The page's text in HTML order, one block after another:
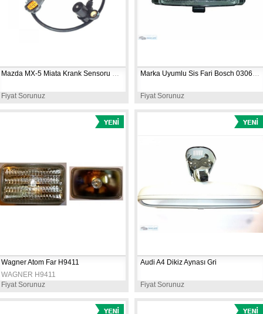
Mazda MX-5 Miata Krank Sensoru 1996-1997 J5T150
Fiyat Sorunuz
Marka Uyumlu Sis Fari Bosch 0306407001
Fiyat Sorunuz
Wagner Atom Far H9411
WAGNER H9411
Fiyat Sorunuz
Audi A4 Dikiz Aynası Gri
Fiyat Sorunuz